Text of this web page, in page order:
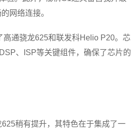
网络连接。
通骁龙625和联发科Helio P20。芯
、ISP等关键组件，确保了芯片的
稍有提升，其特色在于集成了一